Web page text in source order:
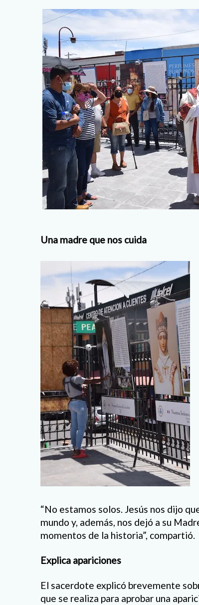
Una madre que nos cuida
“No estamos solos. Jesús nos dijo
mundo y, además, nos dejó a su
momentos de la historia”, compartió.
Explica apariciones
El sacerdote explicó brevemente
que se realiza para aprobar una